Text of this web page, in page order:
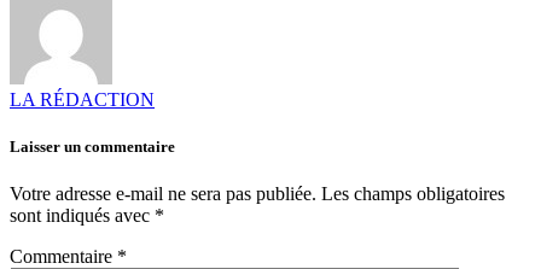
LA RÉDACTION
Laisser un commentaire
Votre adresse e-mail ne sera pas publiée. Les champs obligatoires
sont indiqués avec *
Commentaire *